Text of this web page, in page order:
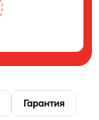
Гарантия